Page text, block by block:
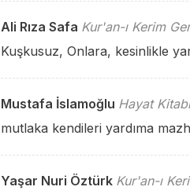
Ali Rıza Safa Kur'an-ı Kerim
Kuşkusuz, Onlara, kesinlikle
Mustafa İslamoğlu Hayat
mutlaka kendileri yardıma
Yaşar Nuri Öztürk Kur'an-ı